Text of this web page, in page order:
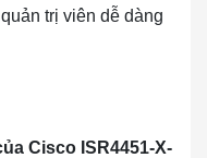
trị viên dễ dàng
Cisco ISR4451-X-